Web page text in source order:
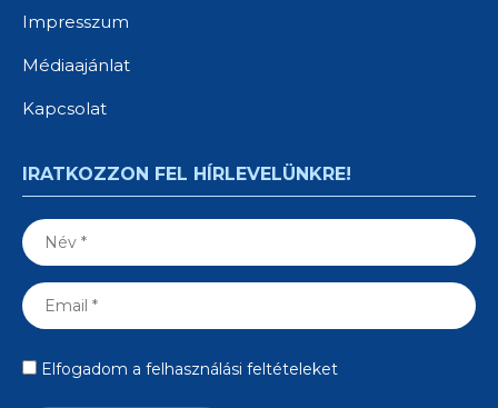
Impresszum
Médiaajánlat
Kapcsolat
IRATKOZZON FEL HÍRLEVELÜNKRE!
Elfogadom a felhasználási feltételeket